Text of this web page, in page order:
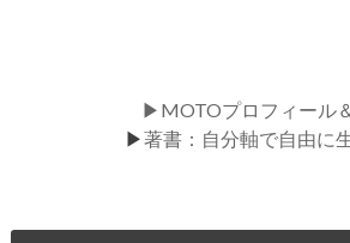
▶MOTOプロフィール
▶著書：自分軸で自由に